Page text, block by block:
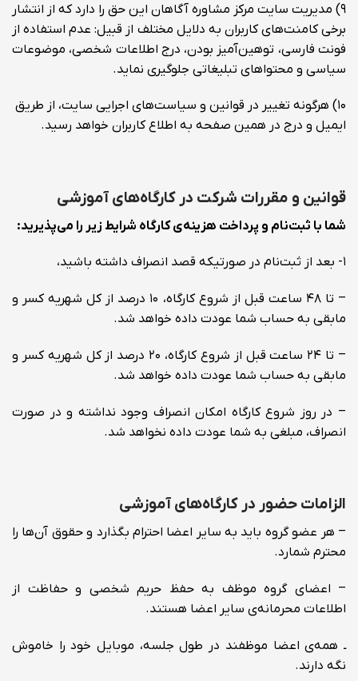
۹) مدیریت سایت مرکز مشاوره آگاهان این حق را دارد که از انتشار
برخی کامنت‌های کاربران به دلایل مختلف از قبیل: عدم استفاده از
فونت فارسی، توهین‌آمیز بودن، درج اطلاعات شخصی، موضوعات
سیاسی و محتواهای تبلیغاتی جلوگیری نماید.
۱۰) هرگونه تغییر در قوانین و سیاست‌های اجرایی سایت، از طریق
ایمیل و درج در همین صفحه به اطلاع کاربران خواهد رسید.
قوانین و مقررات شرکت در کارگاه‌های آموزشی
شما با ثبت‌نام و پرداخت هزینه‌ی کارگاه شرایط زیر را می‌پذیرید:
۱- بعد از ثبت‌نام در صورتیکه قصد انصراف داشته باشید،
– تا ۴۸ ساعت قبل از شروع کارگاه، ۱۰ درصد از کل شهریه کسر و
مابقی به حساب شما عودت داده خواهد شد.
– تا ۲۴ ساعت قبل از شروع کارگاه، ۲۰ درصد از کل شهریه کسر و
مابقی به حساب شما عودت داده خواهد شد.
– در روز شروع کارگاه امکان انصراف وجود نداشته و در صورت
انصراف، مبلغی به شما عودت داده نخواهد شد.
الزامات حضور در کارگاه‌های آموزشی
– هر عضو گروه باید به سایر اعضا احترام بگذارد و حقوق آن‌ها را
محترم شمارد.
– اعضای گروه موظف به حفظ حریم شخصی و حفاظت از
اطلاعات محرمانه‌ی سایر اعضا هستند.
ـ همه‌ی اعضا موظفند در طول جلسه، موبایل خود را خاموش
نگه دارند.